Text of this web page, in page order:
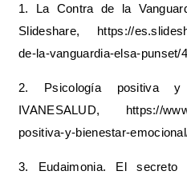
1. La Contra de la
Slideshare, https://
de-la-vanguardia-elsa-punset/
2. Psicología positiva y
IVANESALUD, https://
positiva-y-bienestar-
3. Eudaimonia. El